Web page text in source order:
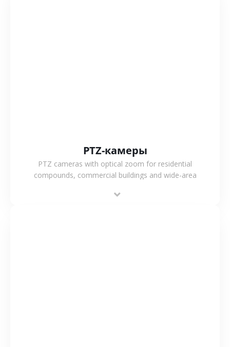
PTZ-камеры
PTZ cameras with optical zoom for residential
compounds, commercial buildings and wide-area
flexible coverage.